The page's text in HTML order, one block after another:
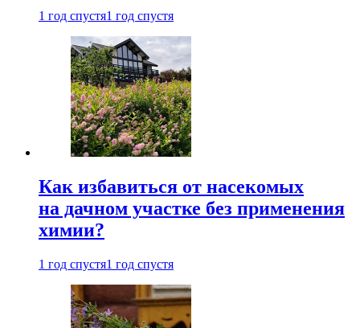
1 год спустя1 год спустя
Как избавиться от насекомых
на дачном участке без применения
химии?
1 год спустя1 год спустя